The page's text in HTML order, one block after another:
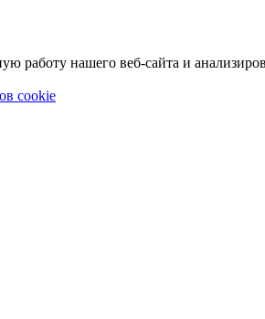
работу нашего веб-сайта и
cookie